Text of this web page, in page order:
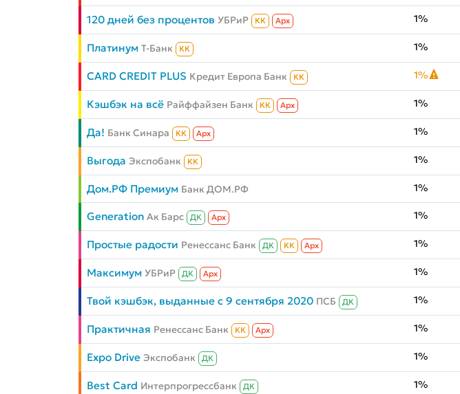
120 дней без процентов УБРиР КК Aрх 1%
Платинум Т-Банк КК 1%
CARD CREDIT PLUS Кредит Европа Банк КК 1%
Кэшбэк на всё Райффайзен Банк КК Aрх 1%
Да! Банк Синара КК Aрх 1%
Выгода Экспобанк КК 1%
Дом.РФ Премиум Банк ДОМ.РФ 1%
Generation Ак Барс ДК Aрх 1%
Простые радости Ренессанс Банк ДК КК Aрх 1%
Максимум УБРиР ДК Aрх 1%
Твой кэшбэк, выданные с 9 сентября 2020 ПСБ ДК 1%
Практичная Ренессанс Банк КК Aрх 1%
Expo Drive Экспобанк ДК 1%
Best Card Интерпрогрессбанк ДК 1%